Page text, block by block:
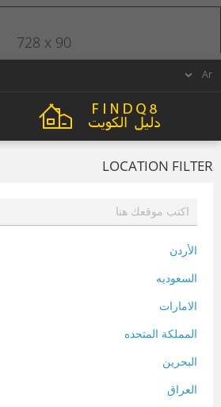
LOCATION FILTER
الأردن
السعوديه
الامارات
المملكة المتحده
البحرين
العراق
728 x 90